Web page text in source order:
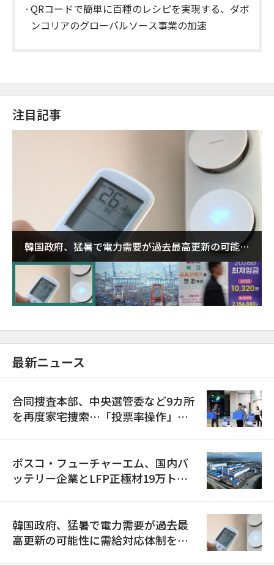
QRコードで簡単に百種のレシピを実現する、ダボ
ンコリアのグローバルソース事業の加速
注目記事
韓国政府、猛暑で電力需要が過去最高更新の可能性
に需給対応体制を点検
最新ニュース
合同捜査本部、中央選管委など9カ所
を再度家宅捜索…「投票率操作」の
ポスコ・フューチャーエム、国内バ
ッテリー企業とLFP正極材19万トン
韓国政府、猛暑で電力需要が過去最
高更新の可能性に需給対応体制を点